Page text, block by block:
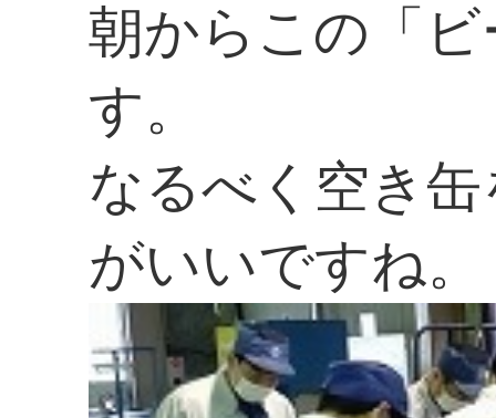
朝からこの「
す。
なるべく空き
がいいですね。